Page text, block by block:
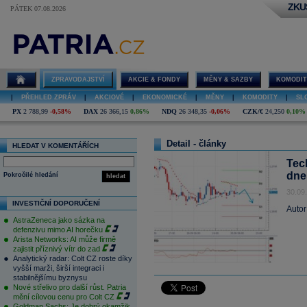
PÁTEK 07.08.2026
ZPRAVODAJSTVÍ AKCIE & FONDY MĚNY & SAZBY
PŘEHLED ZPRÁV AKCIOVÉ EKONOMICKÉ MĚNY KOMODITY
PX 2 788,99 -0,58% DAX 26 366,15 0,86% NDQ 26 348,35 -0,06% CZK/€ 24,250 0,10%
HLEDAT V KOMENTÁŘÍCH
hledat
Pokročilé hledání
INVESTIČNÍ DOPORUČENÍ
AstraZeneca jako sázka na
defenzivu mimo AI horečku
Arista Networks: AI může firmě
zajistit příznivý vítr do zad
Analytický radar: Colt CZ roste díky
vyšší marži, širší integraci i
stabilnějšímu byznysu
Nové střelivo pro další růst. Patria
mění cílovou cenu pro Colt CZ
Detail - články